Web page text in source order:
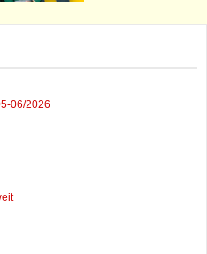
06/2026